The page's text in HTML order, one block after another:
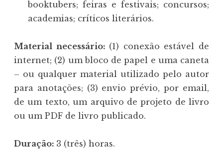
booktubers; feiras e festivais; concursos;
academias; críticos literários.
Material necessário: (1) conexão estável de
internet; (2) um bloco de papel e uma caneta
– ou qualquer material utilizado pelo autor
para anotações; (3) envio prévio, por email,
de um texto, um arquivo de projeto de livro
ou um PDF de livro publicado.
Duração: 3 (três) horas.